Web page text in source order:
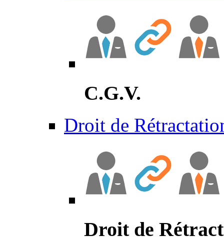
C.G.V.
Droit de
Droit de